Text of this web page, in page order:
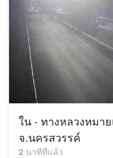
ใน - ทางหลวงหมา
จ.นครสวรรค์
2 นาทีที่แล้ว